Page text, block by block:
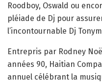
Roodboy, Oswald ou
pléiade de Dj pour
l’incontournable Dj
Entrepris par Rodney
années 90, Haitian
annuel célébrant la